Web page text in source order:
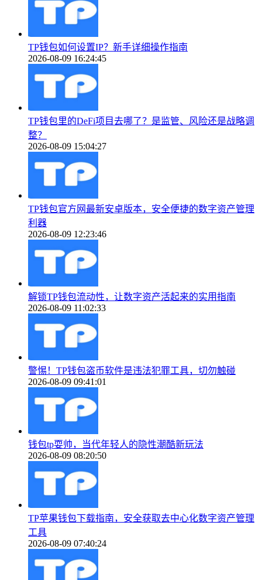
TP钱包如何设置IP？新手详细操作指南
2026-08-09 16:24:45
TP钱包里的DeFi项目去哪了？是监管、风险还是战略调
整？
2026-08-09 15:04:27
TP钱包官方网最新安卓版本，安全便捷的数字资产管理
利器
2026-08-09 12:23:46
解锁TP钱包流动性，让数字资产活起来的实用指南
2026-08-09 11:02:33
警惕！TP钱包盗币软件是违法犯罪工具，切勿触碰
2026-08-09 09:41:01
钱包tp耍帅，当代年轻人的隐性潮酷新玩法
2026-08-09 08:20:50
TP苹果钱包下载指南，安全获取去中心化数字资产管理
工具
2026-08-09 07:40:24